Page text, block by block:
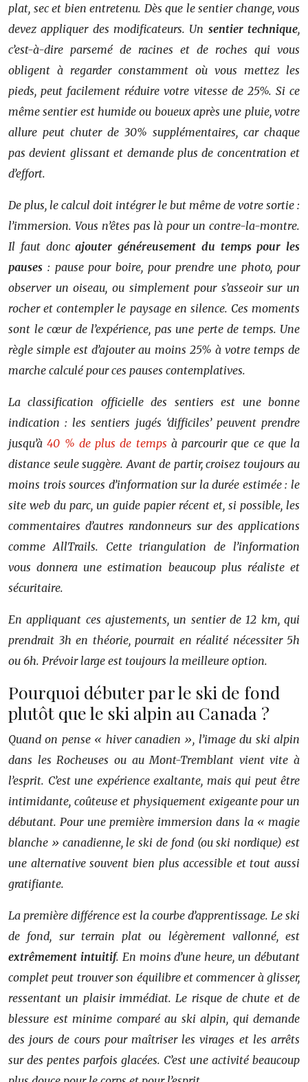
plat, sec et bien entretenu. Dès que le sentier change, vous
devez appliquer des modificateurs. Un sentier technique,
c’est-à-dire parsemé de racines et de roches qui vous
obligent à regarder constamment où vous mettez les
pieds, peut facilement réduire votre vitesse de 25%. Si ce
même sentier est humide ou boueux après une pluie, votre
allure peut chuter de 30% supplémentaires, car chaque
pas devient glissant et demande plus de concentration et
d’effort.
De plus, le calcul doit intégrer le but même de votre sortie :
l’immersion. Vous n’êtes pas là pour un contre-la-montre.
Il faut doncajouter généreusement du temps pour les
pauses : pause pour boire, pour prendre une photo, pour
observer un oiseau, ou simplement pour s’asseoir sur un
rocher et contempler le paysage en silence. Ces moments
sont le cœur de l’expérience, pas une perte de temps. Une
règle simple est d’ajouter au moins 25% à votre temps de
marche calculé pour ces pauses contemplatives.
La classification officielle des sentiers est une bonne
indication : les sentiers jugés ‘difficiles’ peuvent prendre
jusqu’à40 % de plus de temps à parcourir que ce que la
distance seule suggère. Avant de partir, croisez toujours au
moins trois sources d’information sur la durée estimée : le
site web du parc, un guide papier récent et, si possible, les
commentaires d’autres randonneurs sur des applications
comme AllTrails. Cette triangulation de l’information
vous donnera une estimation beaucoup plus réaliste et
sécuritaire.
En appliquant ces ajustements, un sentier de 12 km, qui
prendrait 3h en théorie, pourrait en réalité nécessiter 5h
ou 6h. Prévoir large est toujours la meilleure option.
Pourquoi débuter par le ski de fond
plutôt que le ski alpin au Canada ?
Quand on pense « hiver canadien », l’image du ski alpin
dans les Rocheuses ou au Mont-Tremblant vient vite à
l’esprit. C’est une expérience exaltante, mais qui peut être
intimidante, coûteuse et physiquement exigeante pour un
débutant. Pour une première immersion dans la « magie
blanche » canadienne, le ski de fond (ou ski nordique) est
une alternative souvent bien plus accessible et tout aussi
gratifiante.
La première différence est la courbe d’apprentissage. Le ski
de fond, sur terrain plat ou légèrement vallonné, est
extrêmement intuitif. En moins d’une heure, un débutant
complet peut trouver son équilibre et commencer à glisser,
ressentant un plaisir immédiat. Le risque de chute et de
blessure est minime comparé au ski alpin, qui demande
des jours de cours pour maîtriser les virages et les arrêts
sur des pentes parfois glacées. C’est une activité beaucoup